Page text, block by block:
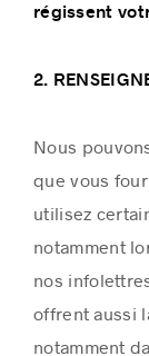
régissent
2.
Nous
que vous
utilisez
notamment
nos
offrent aussi
notamment